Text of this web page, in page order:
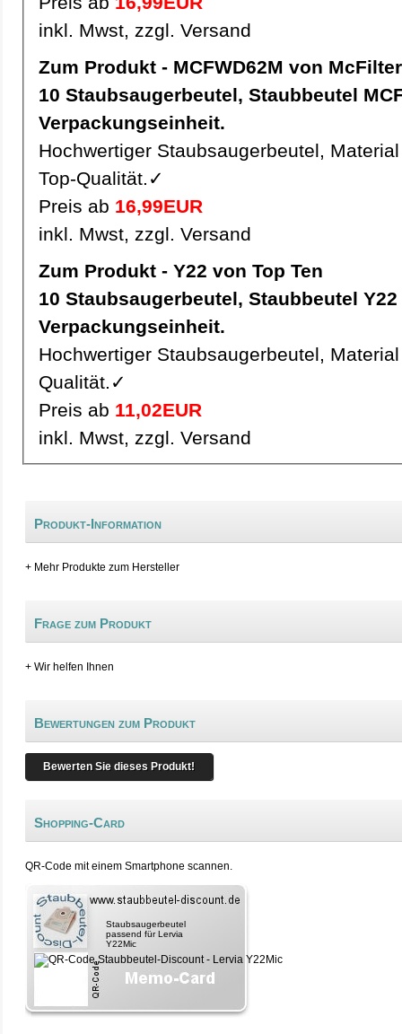
inkl. Mwst, zzgl. Versand
Zum Produkt - MCFWD62M von McFilter
10 Staubsaugerbeutel, Staubbeutel MCFWD62M pro
Verpackungseinheit.
Hochwertiger Staubsaugerbeutel,
Top-Qualität.✓
Preis ab 16,99EUR
inkl. Mwst, zzgl. Versand
Zum Produkt - Y22 von Top Ten
10 Staubsaugerbeutel, Staubbeutel Y22 pro
Verpackungseinheit.
Hochwertiger Staubsaugerbeutel,
Qualität.✓
Preis ab 11,02EUR
inkl. Mwst, zzgl. Versand
Produkt-Information
+ Mehr Produkte zum Hersteller
Frage zum Produkt
+ Wir helfen Ihnen
Bewertungen zum Produkt
Bewerten Sie dieses Produkt!
Shopping-Card
QR-Code mit einem Smartphone scannen.
Staubsaugerbeutel
passend für Lervia
Y22Mic